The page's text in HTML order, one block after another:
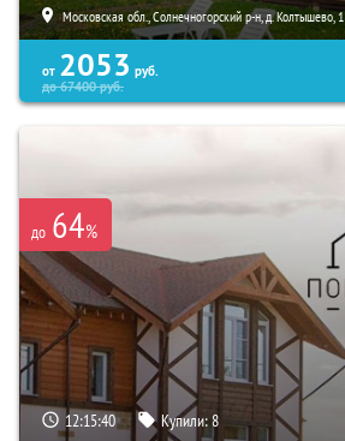
Московская обл., Солнечногорский р-н, д. Колтышево, 1
от 2053 руб.
до67400руб.
до 64%
12:15:38 Купили:8